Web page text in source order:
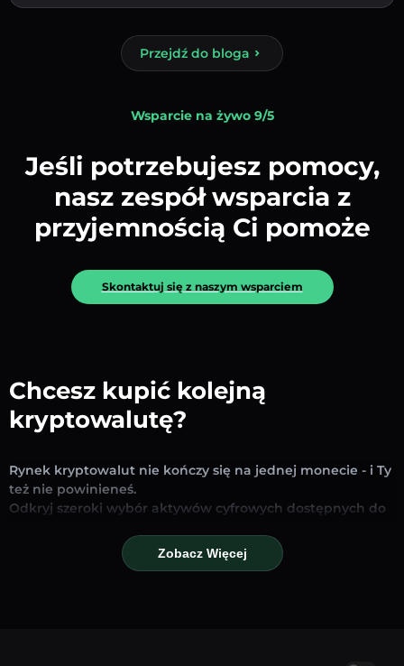
Przejdź do bloga
Wsparcie na żywo 9/5
Jeśli potrzebujesz pomocy,
nasz zespół wsparcia z
przyjemnością Ci pomoże
Skontaktuj się z naszym wsparciem
Chcesz kupić kolejną
kryptowalutę?
Rynek kryptowalut nie kończy się na jednej monecie - i Ty
też nie powinieneś.
Odkryj szeroki wybór aktywów cyfrowych dostępnych do
tego, czy szukasz uznanych stablecoinów, obiecujących
altcoinów czy nowych trendujących tokenów – znajdziesz
Zobacz Więcej